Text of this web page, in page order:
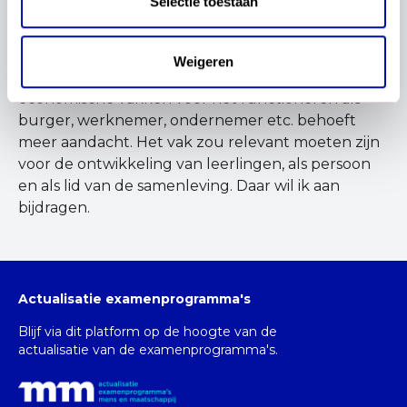
Weigeren
gaan hierover.
economische vakken voor het functioneren als
burger, werknemer, ondernemer etc. behoeft
meer aandacht. Het vak zou relevant moeten zijn
voor de ontwikkeling van leerlingen, als persoon
en als lid van de samenleving. Daar wil ik aan
bijdragen.
Actualisatie examenprogramma's
Blijf via dit platform op de hoogte van de
actualisatie van de examenprogramma's.